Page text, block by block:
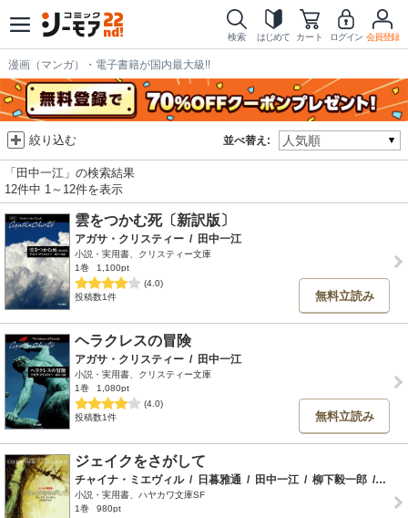
検索 はじめて カート ログイン 会員登録
漫画（マンガ）・電子書籍が国内最大級!!
並べ替え:
絞り込む
「田中一江」の検索結果
12件中 1～12件を表示
雲をつかむ死〔新訳版〕
アガサ・クリスティー / 田中一江
小説・実用書、クリスティー文庫
1巻
1,100pt
(4.0)
投稿数1件
無料立読み
ヘラクレスの冒険
アガサ・クリスティー / 田中一江
小説・実用書、クリスティー文庫
1巻
1,080pt
(4.0)
投稿数1件
無料立読み
ジェイクをさがして
チャイナ・ミエヴィル / 日暮雅通 / 田中一江 / 柳下毅一郎 / 市田
小説・実用書、ハヤカワ文庫SF
1巻
980pt